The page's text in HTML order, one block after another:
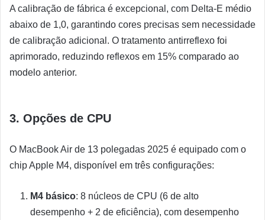
A calibração de fábrica é excepcional, com Delta-E médio
abaixo de 1,0, garantindo cores precisas sem necessidade
de calibração adicional. O tratamento antirreflexo foi
aprimorado, reduzindo reflexos em 15% comparado ao
modelo anterior.
3. Opções de CPU
O MacBook Air de 13 polegadas 2025 é equipado com o
chip Apple M4, disponível em três configurações:
M4 básico: 8 núcleos de CPU (6 de alto
desempenho + 2 de eficiência), com desempenho